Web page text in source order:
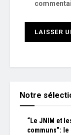
Notre
“Le JNIM et
communs”: